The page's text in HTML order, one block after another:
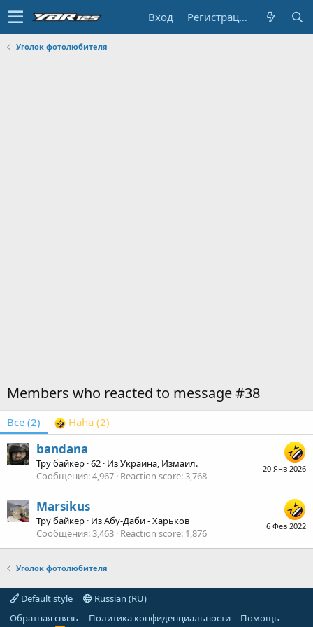
Вход Регистрация
Уголок фотолюбителя
Members who reacted to message #38
Все (2) Haha (2)
20 Янв 2026
bandana
Тру байкер ·62 · ИзУкраина, Измаил.
Сообщения 4,967 Reaction score 3,768
6 Фев 2022
Marsikus
Тру байкер · ИзАбу-Даби - Харьков
Сообщения 3,463 Reaction score 1,876
Уголок фотолюбителя
Default style
Russian (RU)
Обратная связь
Политика конфиденциальности
Помощь